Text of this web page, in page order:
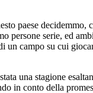
paese
persone serie, ed
un campo su cui
una stagione
in conto della